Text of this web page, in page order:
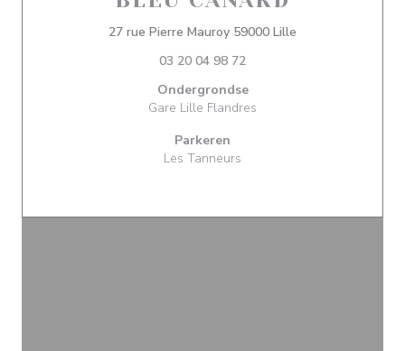
27 rue Pierre Mauroy 59000 Lille
03 20 04 98 72
Ondergrondse
Gare Lille Flandres
Parkeren
Les Tanneurs